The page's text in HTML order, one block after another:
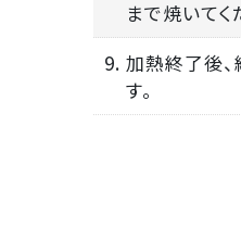
まで焼いてく
9. 加熱終了後、
す。